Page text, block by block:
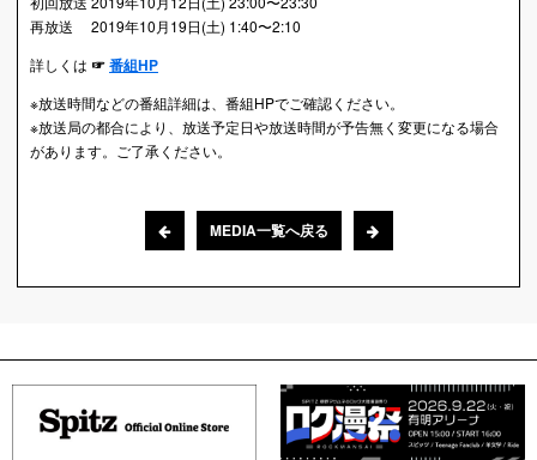
再放送 2019年10月19日(土) 1:40〜2:10
詳しくは ☞番組HP
※放送時間などの番組詳細は、番組HPでご確認ください。
※放送局の都合により、放送予定日や放送時間が予告無く変更になる場合
があります。ご了承ください。
MEDIA一覧へ戻る